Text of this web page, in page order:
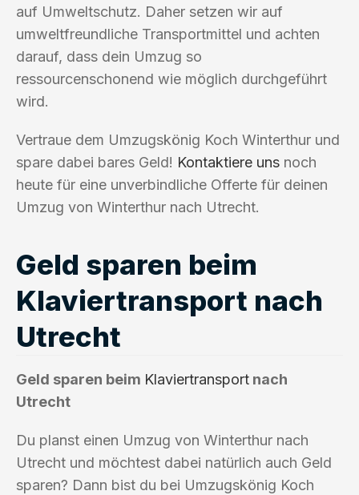
auf Umweltschutz. Daher setzen wir auf
umweltfreundliche Transportmittel und achten
darauf, dass dein Umzug so
ressourcenschonend wie möglich durchgeführt
wird.
Vertraue dem Umzugskönig Koch Winterthur und
spare dabei bares Geld! Kontaktiere uns noch
heute für eine unverbindliche Offerte für deinen
Umzug von Winterthur nach Utrecht.
Geld sparen beim
Klaviertransport nach
Utrecht
Geld sparen beim Klaviertransport nach
Utrecht
Du planst einen Umzug von Winterthur nach
Utrecht und möchtest dabei natürlich auch Geld
sparen? Dann bist du bei Umzugskönig Koch